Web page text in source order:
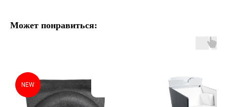
Может понравиться:
NEW